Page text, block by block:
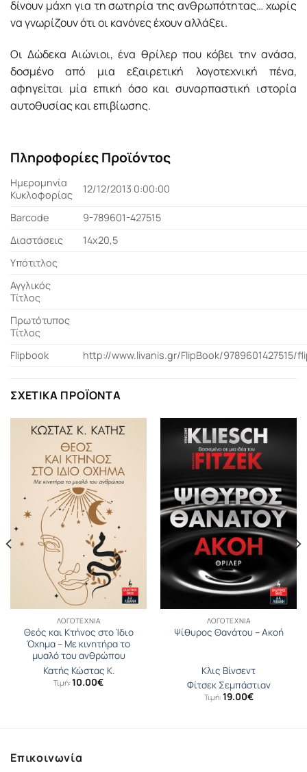
δίνουν μάχη για τη σωτηρία της ανθρωπότητας… χωρίς
να γνωρίζουν ότι οι κανόνες έχουν αλλάξει.
Οι Δώδεκα Αιώνιοι, ένα θρίλερ που κόβει την ανάσα,
δοσμένο από μια εξαιρετική λογοτεχνική πένα,
αφηγείται μία επική όσο και συναρπαστική ιστορία
αυτοθυσίας και επιβίωσης.
Πληροφορίες Προϊόντος
Ημερομηνία
Κυκλοφορίας
12/12/2013 0:00:00
Barcode
9-789601-427515
Διαστάσεις
14x20,5
Υπότιτλος
Αγγλικός
Τίτλος
Πρωτότυπος
Τίτλος
Flipbook
http://www.livanis.gr/FlipBook/9789601427515/
ΣΧΕΤΙΚΆ ΠΡΟΪΌΝΤΑ
ΛΟΓΟΤΕΧΝΊΑ
Θεός και Κτήνος στο Ίδιο
Όχηµα – Με κινητήρα το
μυαλό του ανθρώπου
Κατής Κώστας Κ.
Τιμή: 10.00€
ΛΟΓΟΤΕΧΝΊΑ
Ψίθυρος Θανάτου – Ακοή
Κλις Βίνσεντ
Φίτσεκ Σεμπάστιαν
Τιμή: 19.00€
Επικοινωνία